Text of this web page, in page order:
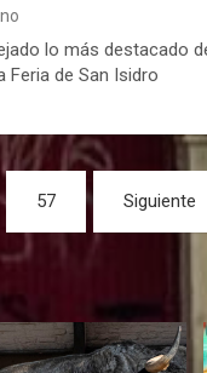
lo más destacado
Feria de San Isidro
57 Siguiente